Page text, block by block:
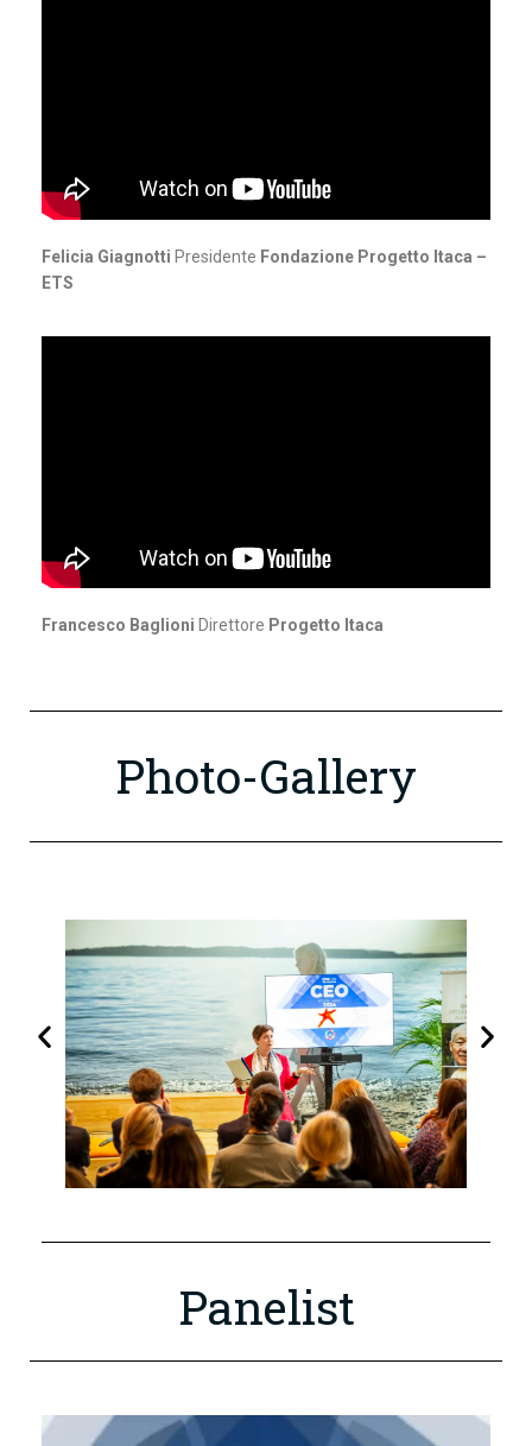
Felicia Giagnotti Presidente Fondazione Progetto Itaca –
ETS
Francesco Baglioni Direttore Progetto Itaca
Photo-Gallery
Panelist